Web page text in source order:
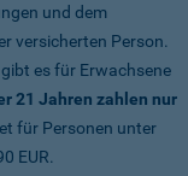
und dem
versicherten Person.
es für Erwachsene
21 Jahren zahlen nur
für Personen unter
EUR.